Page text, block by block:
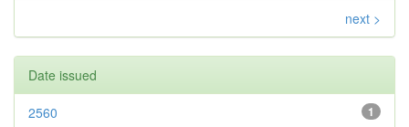
next >
Date issued
1
2560